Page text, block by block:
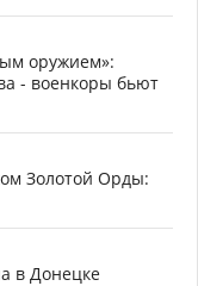
оружием»:
- военкоры бьют
Золотой Орды:
в Донецке